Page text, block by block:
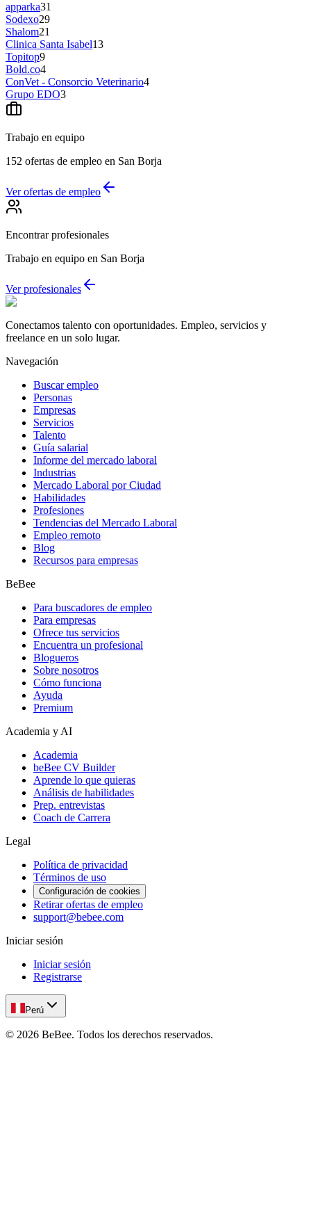
apparka31
Sodexo29
Shalom21
Clinica Santa Isabel13
Topitop9
Bold.co4
ConVet - Consorcio Veterinario4
Grupo EDO3
Trabajo en equipo
152 ofertas de empleo en San Borja
Ver ofertas de empleo
Encontrar profesionales
Trabajo en equipo en San Borja
Ver profesionales
Conectamos talento con oportunidades. Empleo, servicios y
freelance en un solo lugar.
Navegación
Buscar empleo
Personas
Empresas
Servicios
Talento
Guía salarial
Informe del mercado laboral
Industrias
Mercado Laboral por Ciudad
Habilidades
Profesiones
Tendencias del Mercado Laboral
Empleo remoto
Blog
Recursos para empresas
BeBee
Para buscadores de empleo
Para empresas
Ofrece tus servicios
Encuentra un profesional
Blogueros
Sobre nosotros
Cómo funciona
Ayuda
Premium
Academia y AI
Academia
beBee CV Builder
Aprende lo que quieras
Análisis de habilidades
Prep. entrevistas
Coach de Carrera
Legal
Política de privacidad
Términos de uso
Configuración de cookies
Retirar ofertas de empleo
support@bebee.com
Iniciar sesión
Iniciar sesión
Registrarse
Perú
© 2026 BeBee. Todos los derechos reservados.